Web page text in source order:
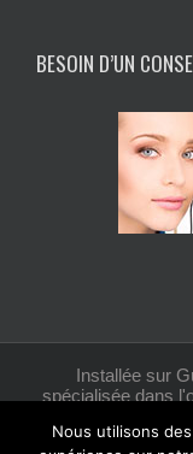
BESOIN D’UN
Installée sur
spécialisée dans
Nous utilisons